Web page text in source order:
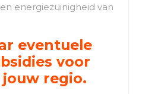
energiezuinigheid van
eventuele
voor
regio.